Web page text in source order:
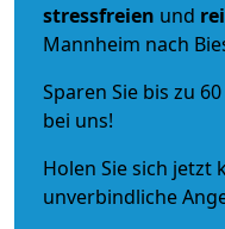
stressfreien und
Mannheim nach
Sparen Sie bis zu
bei uns!
Holen Sie sich jetzt
unverbindliche